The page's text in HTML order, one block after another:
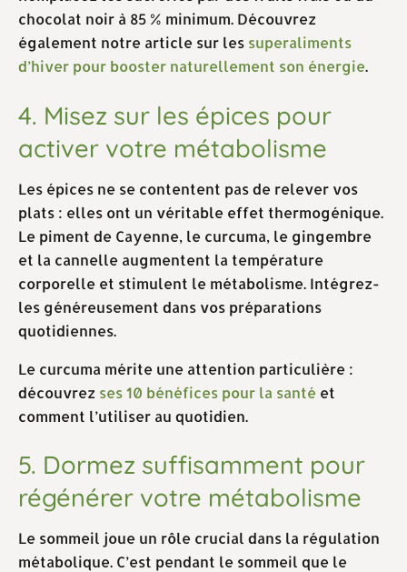
chocolat noir à 85 % minimum. Découvrez
également notre article sur les superaliments
d’hiver pour booster naturellement son énergie.
4. Misez sur les épices pour
activer votre métabolisme
Les épices ne se contentent pas de relever vos
plats : elles ont un véritable effet thermogénique.
Le piment de Cayenne, le curcuma, le gingembre
et la cannelle augmentent la température
corporelle et stimulent le métabolisme. Intégrez-
les généreusement dans vos préparations
quotidiennes.
Le curcuma mérite une attention particulière :
découvrez ses 10 bénéfices pour la santé et
comment l’utiliser au quotidien.
5. Dormez suffisamment pour
régénérer votre métabolisme
Le sommeil joue un rôle crucial dans la régulation
métabolique. C’est pendant le sommeil que le